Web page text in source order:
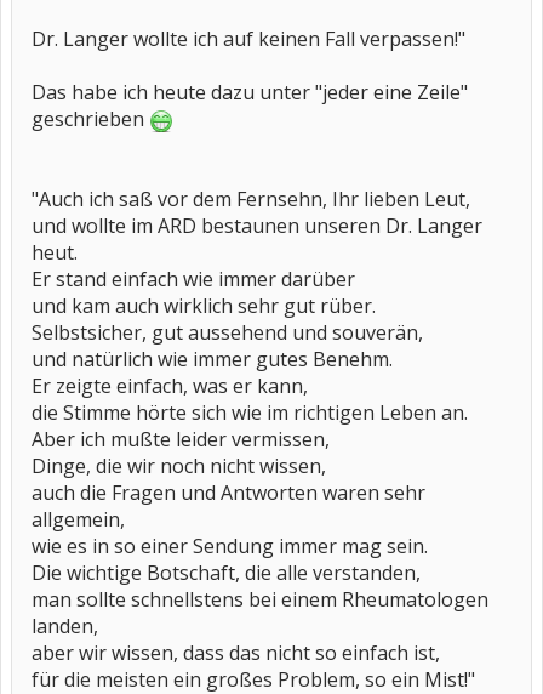
Dr. Langer wollte ich auf keinen Fall verpassen!"
Das habe ich heute dazu unter "jeder eine Zeile"
geschrieben
"Auch ich saß vor dem Fernsehn, Ihr lieben Leut,
und wollte im ARD bestaunen unseren Dr. Langer
heut.
Er stand einfach wie immer darüber
und kam auch wirklich sehr gut rüber.
Selbstsicher, gut aussehend und souverän,
und natürlich wie immer gutes Benehm.
Er zeigte einfach, was er kann,
die Stimme hörte sich wie im richtigen Leben an.
Aber ich mußte leider vermissen,
Dinge, die wir noch nicht wissen,
auch die Fragen und Antworten waren sehr
allgemein,
wie es in so einer Sendung immer mag sein.
Die wichtige Botschaft, die alle verstanden,
man sollte schnellstens bei einem Rheumatologen
landen,
aber wir wissen, dass das nicht so einfach ist,
für die meisten ein großes Problem, so ein Mist!"